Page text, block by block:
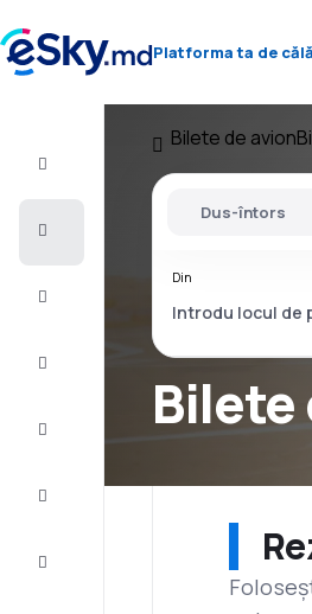
Platforma ta de
Inspiraţie şi
Bilete de avion
Bilete
Dus-întors
Din